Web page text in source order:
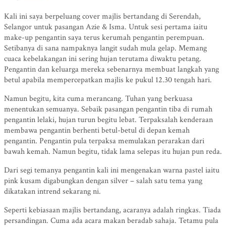
Kali ini saya berpeluang cover majlis bertandang di Serendah,
Selangor untuk pasangan Azie & Isma. Untuk sesi pertama iaitu
make-up pengantin saya terus kerumah pengantin perempuan.
Setibanya di sana nampaknya langit sudah mula gelap. Memang
cuaca kebelakangan ini sering hujan terutama diwaktu petang.
Pengantin dan keluarga mereka sebenarnya membuat langkah yang
betul apabila mempercepatkan majlis ke pukul 12.30 tengah hari.
Namun begitu, kita cuma merancang. Tuhan yang berkuasa
menentukan semuanya. Sebaik pasangan pengantin tiba di rumah
pengantin lelaki, hujan turun begitu lebat. Terpaksalah kenderaan
membawa pengantin berhenti betul-betul di depan kemah
pengantin. Pengantin pula terpaksa memulakan perarakan dari
bawah kemah. Namun begitu, tidak lama selepas itu hujan pun reda.
Dari segi temanya pengantin kali ini mengenakan warna pastel iaitu
pink kusam digabungkan dengan silver – salah satu tema yang
dikatakan intrend sekarang ni.
Seperti kebiasaan majlis bertandang, acaranya adalah ringkas. Tiada
persandingan. Cuma ada acara makan beradab sahaja. Tetamu pula